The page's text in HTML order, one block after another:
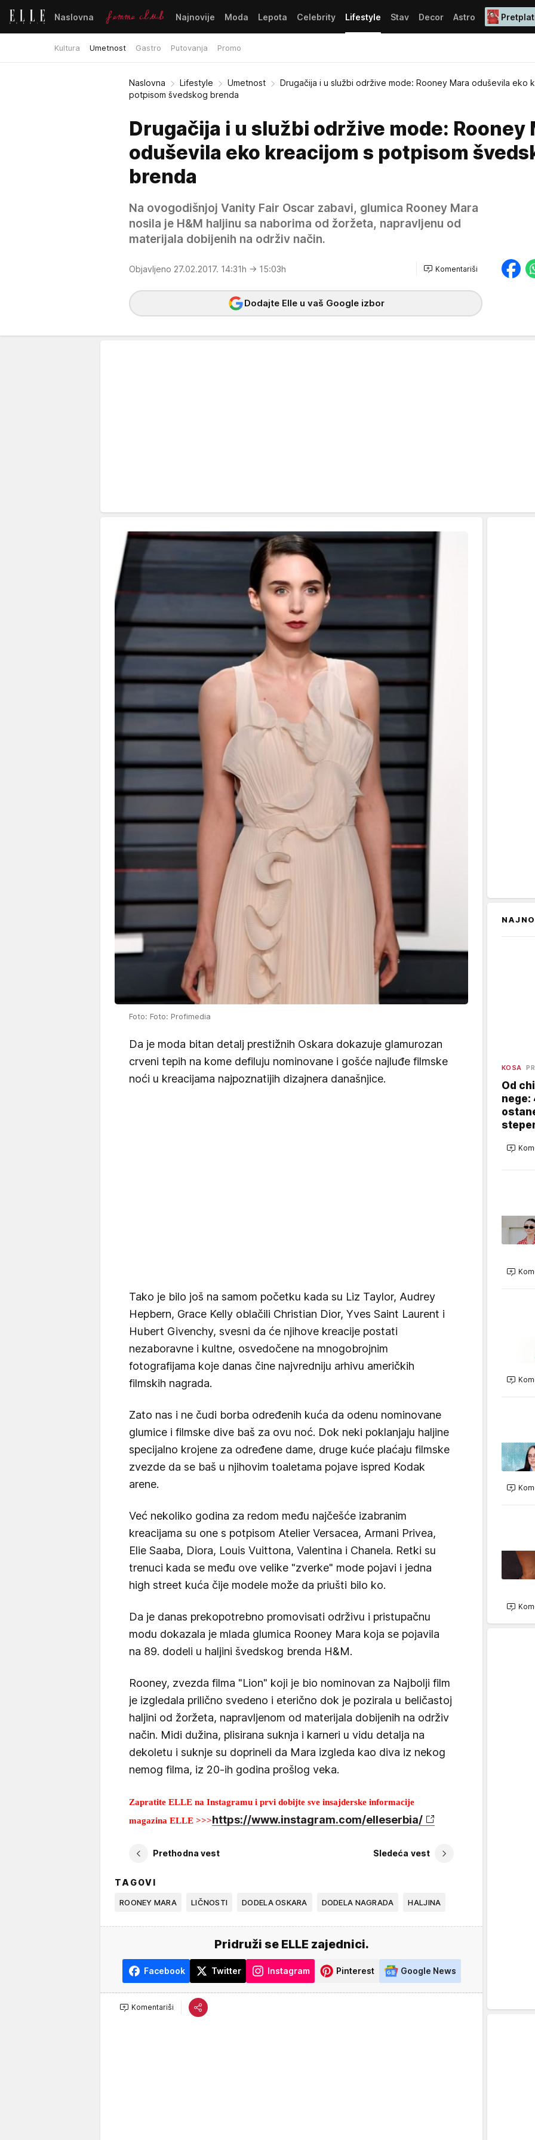
Naslovna Najnovije Moda Lepota Celebrity Lifestyle
Kultura Umetnost Gastro Putovanja Promo
Stav Decor Astro
Naslovna Lifestyle Umetnost
Drugačija i u službi održive mode: Rooney Mara oduševila eko
potpisom švedskog brenda
Drugačija i u službi održive mode: Rooney
oduševila eko kreacijom s potpisom
brenda
Na ovogodišnjoj Vanity Fair Oscar zabavi, glumica Rooney Mara
nosila je H&M haljinu sa naborima od žoržeta, napravljenu od
materijala dobijenih na održiv način.
Objavljeno 27.02.2017. 14:31h → 15:03h Komentariši
Dodajte Elle u vaš Google izbor
Foto: Foto: Profimedia
Da je moda bitan detalj prestižnih Oskara dokazuje glamurozan
crveni tepih na kome defiluju nominovane i gošće najluđe filmske
noći u kreacijama najpoznatijih dizajnera današnjice.
Tako je bilo još na samom početku kada su Liz Taylor, Audrey
Hepbern, Grace Kelly oblačili Christian Dior, Yves Saint Laurent i
Hubert Givenchy, svesni da će njihove kreacije postati
nezaboravne i kultne, osvedočene na mnogobrojnim
fotografijama koje danas čine najvredniju arhivu američkih
filmskih nagrada.
Zato nas i ne čudi borba određenih kuća da odenu nominovane
glumice i filmske dive baš za ovu noć. Dok neki poklanjaju haljine
specijalno krojene za određene dame, druge kuće plaćaju filmske
zvezde da se baš u njihovim toaletama pojave ispred Kodak
arene.
Već nekoliko godina za redom među najčešće izabranim
kreacijama su one s potpisom Atelier Versacea, Armani Privea,
Elie Saaba, Diora, Louis Vuittona, Valentina i Chanela. Retki su
trenuci kada se među ove velike "zverke" mode pojavi i jedna
high street kuća čije modele može da priušti bilo ko.
Da je danas prekopotrebno promovisati održivu i pristupačnu
modu dokazala je mlada glumica Rooney Mara koja se pojavila
na 89. dodeli u haljini švedskog brenda H&M.
Rooney, zvezda filma "Lion" koji je bio nominovan za Najbolji film
je izgledala prilično svedeno i eterično dok je pozirala u beličastoj
haljini od žoržeta, napravljenom od materijala dobijenih na održiv
način. Midi dužina, plisirana suknja i karneri u vidu detalja na
dekoletu i suknje su doprineli da Mara izgleda kao diva iz nekog
nemog filma, iz 20-ih godina prošlog veka.
Zapratite ELLE na Instagramu i prvi dobijte sve insajderske informacije
magazina ELLE >>>https://www.instagram.com/elleserbia/
Prethodna vest Sledeća vest
TAGOVI
ROONEY MARA LIČNOSTI DODELA OSKARA DODELA NAGRADA HALJINA
Pridruži se ELLE zajednici.
Facebook Twitter Instagram Pinterest Google News
Komentariši
KOSA
Od
nege: